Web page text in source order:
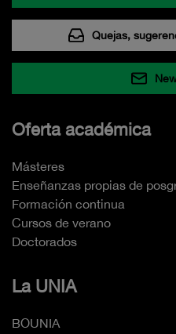
Quejas,
Oferta académica
Másteres
Enseñanzas propias de
Formación continua
Cursos de verano
Doctorados
La UNIA
BOUNIA